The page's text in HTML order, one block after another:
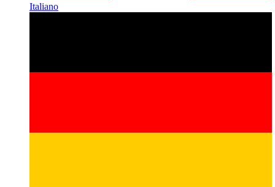
Italiano